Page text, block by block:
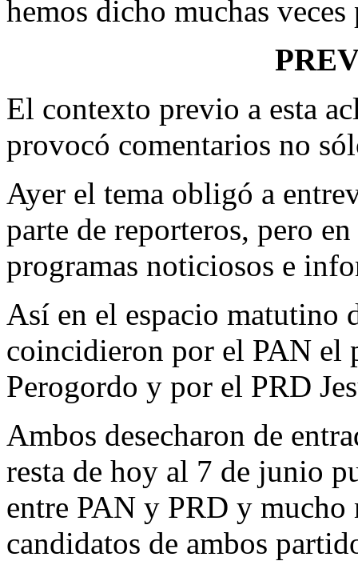
hemos dicho muchas
El contexto previo a esta
provocó comentarios no
Ayer el tema obligó a
parte de reporteros, pero
programas noticiosos e
Así en el espacio matutino
coincidieron por el PAN el
Perogordo y por el PRD
Ambos desecharon de
resta de hoy al 7 de junio
entre PAN y PRD y mucho
candidatos de ambos